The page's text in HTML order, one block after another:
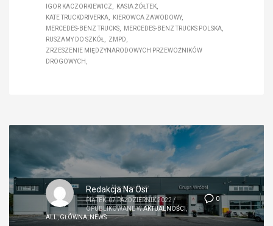
IGOR KACZORKIEWICZ
KASIA ŻÓŁTEK
KATE TRUCKDRIVERKA
KIEROWCA ZAWODOWY
MERCEDES-BENZ TRUCKS
MERCEDES-BENZ TRUCKS POLSKA
RUSZAMY DO SZKÓŁ
ZMPD
ZRZESZENIE MIĘDZYNARODOWYCH PRZEWOŹNIKÓW
DROGOWYCH
0
Redakcja Na Osi
PIĄTEK, 07 PAŹDZIERNIK 2022 /
OPUBLIKOWANE WAKTUALNOŚCI
ALL,GŁÓWNA,NEWS